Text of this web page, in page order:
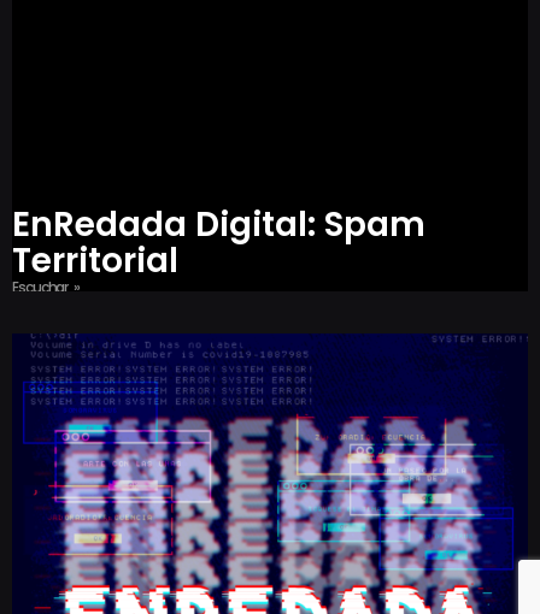
EnRedada Digital: Spam
Territorial
Escuchar »